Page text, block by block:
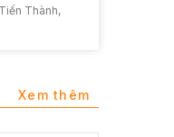
Thành,
Xem thêm